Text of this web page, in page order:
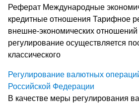
Реферат Международные
кредитные отношения Тарифное
внешне-экономических
регулирование осуществляется
классического
Регулирование валютных
Российской Федерации
В качестве меры регулирования